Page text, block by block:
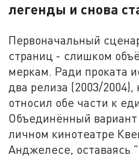
легенды и снова
Первоначальный
страниц - слишком
меркам. Ради проката
два релиза (2003/
относил обе части к
Объединённый
личном кинотеатре
Анджелесе, оставаясь